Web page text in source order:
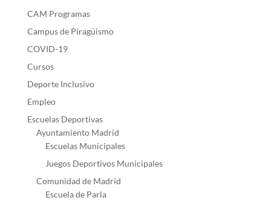
CAM Programas
Campus de Piragüismo
COVID-19
Cursos
Deporte Inclusivo
Empleo
Escuelas Deportivas
Ayuntamiento Madrid
Escuelas Municipales
Juegos Deportivos Municipales
Comunidad de Madrid
Escuela de Parla